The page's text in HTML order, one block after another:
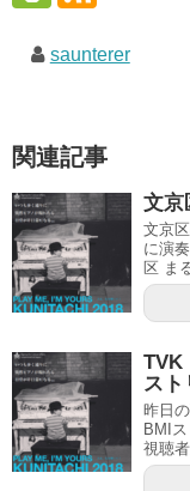
saunterer
関連記事
文京
文京
に演
区 ま
TVK
スト
昨日
BMI
視聴